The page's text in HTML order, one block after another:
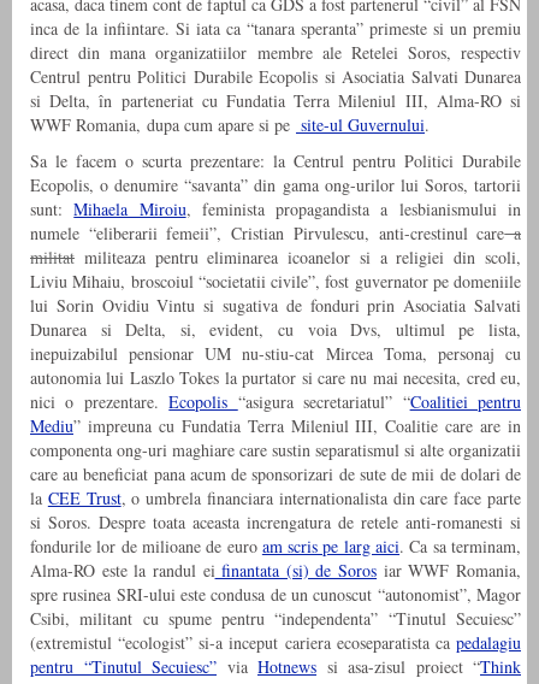
acasa, daca tinem cont de faptul ca GDS a fost partenerul “civil” al FSN
inca de la infiintare. Si iata ca “tanara speranta” primeste si un premiu
direct din mana organizatiilor membre ale Retelei Soros, respectiv
Centrul pentru Politici Durabile Ecopolis si Asociatia Salvati Dunarea
si Delta, în parteneriat cu Fundatia Terra Mileniul III, Alma-RO si
WWF Romania, dupa cum apare si pe site-ul Guvernului.
Sa le facem o scurta prezentare: la Centrul pentru Politici Durabile
Ecopolis, o denumire “savanta” din gama ong-urilor lui Soros, tartorii
sunt:Mihaela Miroiu, feminista propagandista a lesbianismului in
numele “eliberarii femeii”, Cristian Pirvulescu, anti-crestinul carea
militat militeaza pentru eliminarea icoanelor si a religiei din scoli,
Liviu Mihaiu, broscoiul “societatii civile”, fost guvernator pe domeniile
lui Sorin Ovidiu Vintu si sugativa de fonduri prin Asociatia Salvati
Dunarea si Delta, si, evident, cu voia Dvs, ultimul pe lista,
inepuizabilul pensionar UM nu-stiu-cat Mircea Toma, personaj cu
autonomia lui Laszlo Tokes la purtator si care nu mai necesita, cred eu,
nici o prezentare.Ecopolis “asigura secretariatul” “Coalitiei pentru
Mediu” impreuna cu Fundatia Terra Mileniul III, Coalitie care are in
componenta ong-uri maghiare care sustin separatismul si alte organizatii
care au beneficiat pana acum de sponsorizari de sute de mii de dolari de
la CEE Trust, o umbrela financiara internationalista din care face parte
si Soros. Despre toata aceasta increngatura de retele anti-romanesti si
fondurile lor de milioane de euro am scris pe larg aici. Ca sa terminam,
Alma-RO este la randul ei finantata (si) de Soros iar WWF Romania,
spre rusinea SRI-ului este condusa de un cunoscut “autonomist”, Magor
Csibi, militant cu spume pentru “independenta” “Tinutul Secuiesc”
(extremistul “ecologist” si-a inceput cariera ecoseparatista ca pedalagiu
pentru “Tinutul Secuiesc” via Hotnews si asa-zisul proiect “Think